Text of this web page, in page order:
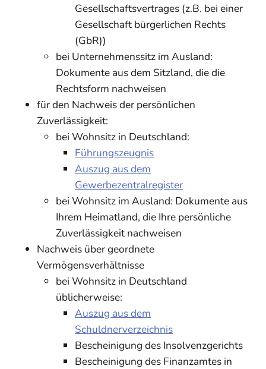
Gesellschaftsvertrages (z.B. bei einer
Gesellschaft bürgerlichen Rechts
(GbR))
bei Unternehmenssitz im Ausland:
Dokumente aus dem Sitzland, die die
Rechtsform nachweisen
für den Nachweis der persönlichen
Zuverlässigkeit:
bei Wohnsitz in Deutschland:
Führungszeugnis
Auszug aus dem
Gewerbezentralregister
bei Wohnsitz im Ausland: Dokumente aus
Ihrem Heimatland, die Ihre persönliche
Zuverlässigkeit nachweisen
Nachweis über geordnete
Vermögensverhältnisse
bei Wohnsitz in Deutschland
üblicherweise:
Auszug aus dem
Schuldnerverzeichnis
Bescheinigung des Insolvenzgerichts
Bescheinigung des Finanzamtes in